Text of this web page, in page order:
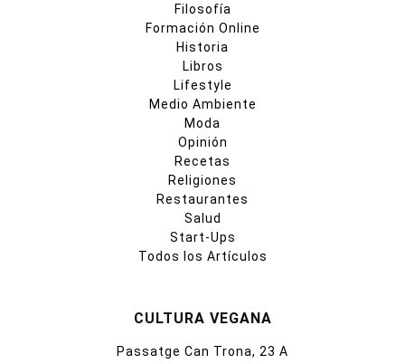
Filosofía
Formación Online
Historia
Libros
Lifestyle
Medio Ambiente
Moda
Opinión
Recetas
Religiones
Restaurantes
Salud
Start-Ups
Todos los Artículos
CULTURA VEGANA
Passatge Can Trona, 23 A